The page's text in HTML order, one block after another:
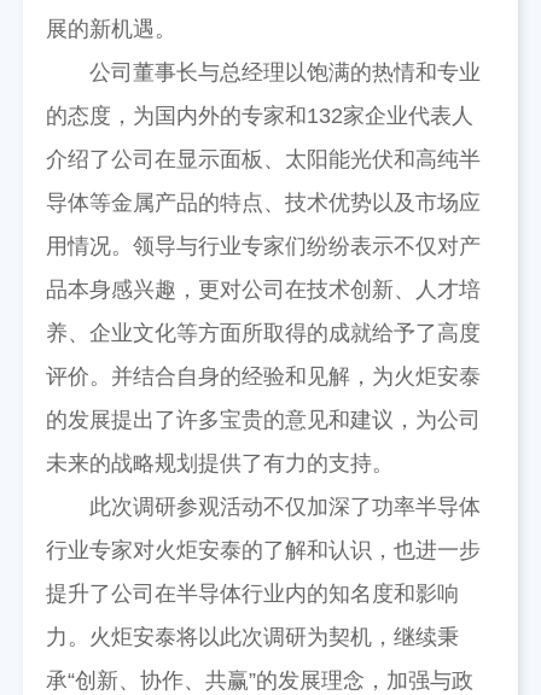
展的新机遇。
公司董事长与总经理以饱满的热情和专业
的态度，为国内外的专家和132家企业代表人
介绍了公司在显示面板、太阳能光伏和高纯半
导体等金属产品的特点、技术优势以及市场应
用情况。领导与行业专家们纷纷表示不仅对产
品本身感兴趣，更对公司在技术创新、人才培
养、企业文化等方面所取得的成就给予了高度
评价。并结合自身的经验和见解，为火炬安泰
的发展提出了许多宝贵的意见和建议，为公司
未来的战略规划提供了有力的支持。
此次调研参观活动不仅加深了功率半导体
行业专家对火炬安泰的了解和认识，也进一步
提升了公司在半导体行业内的知名度和影响
力。火炬安泰将以此次调研为契机，继续秉
承“创新、协作、共赢”的发展理念，加强与政